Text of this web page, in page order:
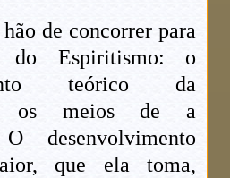
de concorrer para
do Espiritismo: o
teórico da
os meios de a
desenvolvimento
que ela toma,